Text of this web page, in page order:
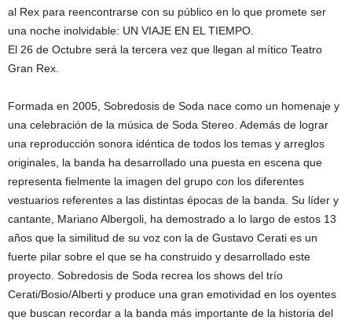
al Rex para reencontrarse con su público en lo que promete ser
una noche inolvidable: UN VIAJE EN EL TIEMPO.
El 26 de Octubre será la tercera vez que llegan al mítico Teatro
Gran Rex.
Formada en 2005, Sobredosis de Soda nace como un homenaje y
una celebración de la música de Soda Stereo. Además de lograr
una reproducción sonora idéntica de todos los temas y arreglos
originales, la banda ha desarrollado una puesta en escena que
representa fielmente la imagen del grupo con los diferentes
vestuarios referentes a las distintas épocas de la banda. Su líder y
cantante, Mariano Albergoli, ha demostrado a lo largo de estos 13
años que la similitud de su voz con la de Gustavo Cerati es un
fuerte pilar sobre el que se ha construido y desarrollado este
proyecto. Sobredosis de Soda recrea los shows del trío
Cerati/Bosio/Alberti y produce una gran emotividad en los oyentes
que buscan recordar a la banda más importante de la historia del